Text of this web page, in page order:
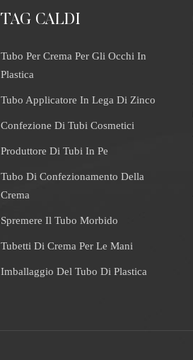
TAG CALDI
Tubo Per Crema Per Gli Occhi In
Plastica
Tubo Applicatore In Lega Di Zinco
Confezione Di Tubi Cosmetici
Produttore Di Tubi In Pe
Tubo Di Confezionamento Della
Crema
Spremere Il Tubo Morbido
Tubetti Di Crema Per Le Mani
Imballaggio Del Tubo Di Plastica